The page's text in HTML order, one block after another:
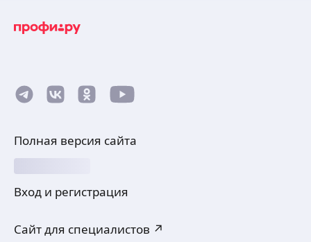
Полная версия сайта
Вход и регистрация
Сайт для специалистов ↗